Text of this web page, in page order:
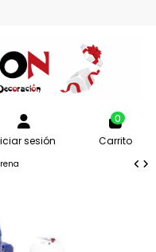
sesión
0
Carrito